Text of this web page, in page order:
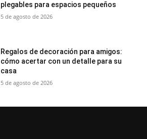
plegables para espacios pequeños
5 de agosto de 2026
Regalos de decoración para amigos:
cómo acertar con un detalle para su
casa
5 de agosto de 2026